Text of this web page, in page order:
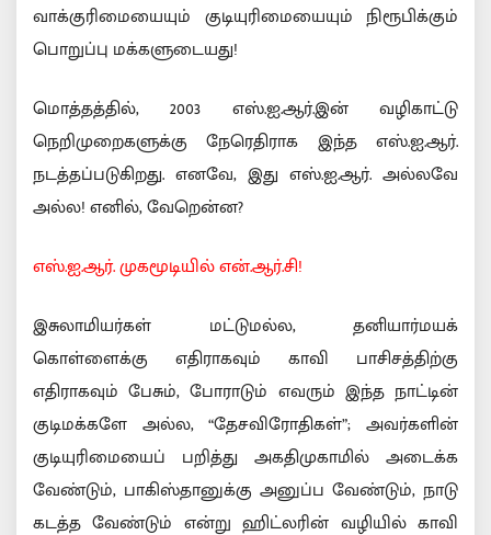
வாக்குரிமையையும் குடியுரிமையையும் நிரூபிக்கும்
பொறுப்பு மக்களுடையது!
மொத்தத்தில், 2003 எஸ்.ஐ.ஆர்.இன் வழிகாட்டு
நெறிமுறைகளுக்கு நேரெதிராக இந்த எஸ்.ஐ.ஆர்.
நடத்தப்படுகிறது. எனவே, இது எஸ்.ஐ.ஆர். அல்லவே
அல்ல! எனில், வேறென்ன?
எஸ்.ஐ.ஆர். முகமூடியில் என்.ஆர்.சி!
இசுலாமியர்கள் மட்டுமல்ல, தனியார்மயக்
கொள்ளைக்கு எதிராகவும் காவி பாசிசத்திற்கு
எதிராகவும் பேசும், போராடும் எவரும் இந்த நாட்டின்
குடிமக்களே அல்ல, “தேசவிரோதிகள்”; அவர்களின்
குடியுரிமையைப் பறித்து அகதிமுகாமில் அடைக்க
வேண்டும், பாகிஸ்தானுக்கு அனுப்ப வேண்டும், நாடு
கடத்த வேண்டும் என்று ஹிட்லரின் வழியில் காவி